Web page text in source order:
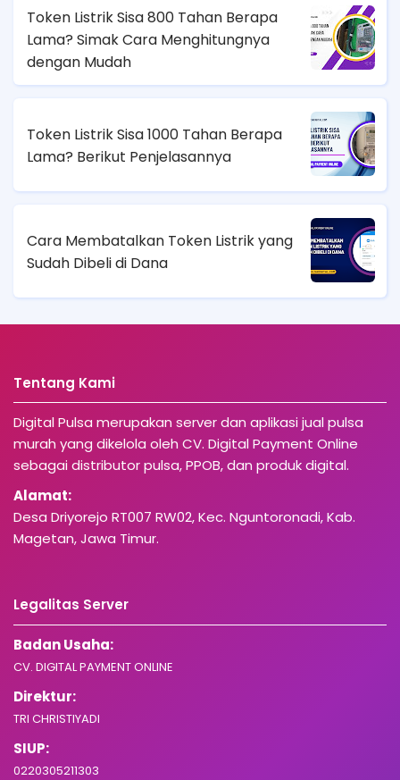
Token Listrik Sisa 800 Tahan Berapa
Lama? Simak Cara Menghitungnya
dengan Mudah
Token Listrik Sisa 1000 Tahan Berapa
Lama? Berikut Penjelasannya
Cara Membatalkan Token Listrik yang
Sudah Dibeli di Dana
Tentang Kami
Digital Pulsa merupakan server dan aplikasi jual pulsa
murah yang dikelola oleh CV. Digital Payment Online
sebagai distributor pulsa, PPOB, dan produk digital.
Alamat:
Desa Driyorejo RT007 RW02, Kec. Nguntoronadi, Kab.
Magetan, Jawa Timur.
Legalitas Server
Badan Usaha:
CV. DIGITAL PAYMENT ONLINE
Direktur:
TRI CHRISTIYADI
SIUP:
0220305211303